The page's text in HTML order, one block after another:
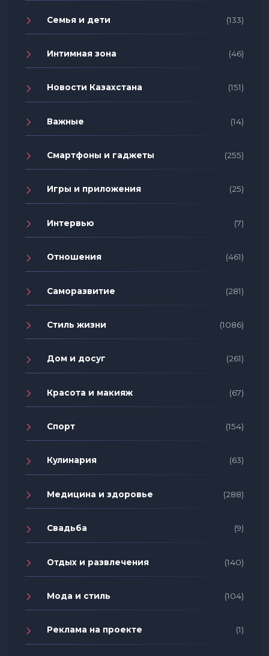
Семья и дети (133)
Интимная зона (46)
Новости Казахстана (151)
Важные (14)
Смартфоны и гаджеты (255)
Игры и приложения (25)
Интервью (7)
Отношения (461)
Саморазвитие (281)
Стиль жизни (1086)
Дом и досуг (261)
Красота и макияж (67)
Спорт (154)
Кулинария (63)
Медицина и здоровье (288)
Свадьба (9)
Отдых и развлечения (140)
Мода и стиль (104)
Реклама на проекте (1)